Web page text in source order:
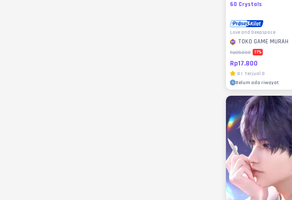
60 Crystals
Love and Deepspace
TOKO GAME MURAH
Rp20.000 11%
Rp17.800
0 | Terjual 0
Belum ada riwayat